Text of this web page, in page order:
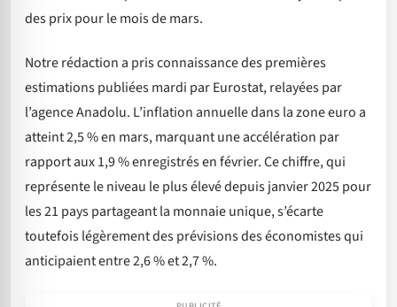
des prix pour le mois de mars.
Notre rédaction a pris connaissance des premières
estimations publiées mardi par Eurostat, relayées par
l’agence Anadolu. L’inflation annuelle dans la zone euro a
atteint 2,5 % en mars, marquant une accélération par
rapport aux 1,9 % enregistrés en février. Ce chiffre, qui
représente le niveau le plus élevé depuis janvier 2025 pour
les 21 pays partageant la monnaie unique, s’écarte
toutefois légèrement des prévisions des économistes qui
anticipaient entre 2,6 % et 2,7 %.